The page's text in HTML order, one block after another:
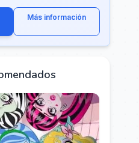
Más información